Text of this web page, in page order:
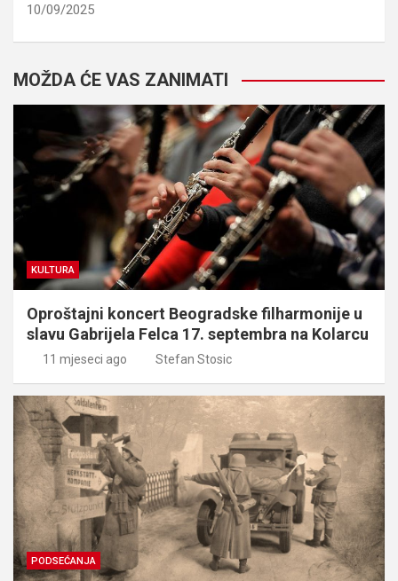
10/09/2025
MOŽDA ĆE VAS ZANIMATI
KULTURA
Oproštajni koncert Beogradske filharmonije u
slavu Gabrijela Felca 17. septembra na Kolarcu
11 mjeseci ago Stefan Stosic
PODSEĆANJA